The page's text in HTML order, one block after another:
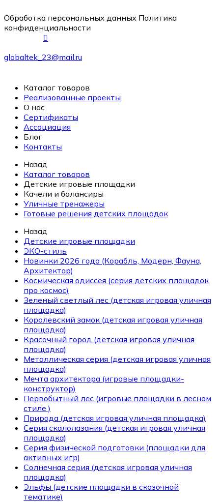
Обработка персональных данных Политика
конфиденциальности
globaltek_23@mail.ru
Каталог товаров
Реализованные проекты
О нас
Сертификаты
Ассоциация
Блог
Контакты
Назад
Каталог товаров
Детские игровые площадки
Качели и балансиры
Уличные тренажеры
Готовые решения детских площадок
Назад
Детские игровые площадки
ЭКО-стиль
Новинки 2026 года (Корабль, Модерн, Фауна,
Архитектор)
Космическая одиссея (серия детских площадок
про космос)
Зеленый светлый лес (детская игровая уличная
площадка)
Королевский замок (детская игровая уличная
площадка)
Красочный город (детская игровая уличная
площадка)
Металлическая серия (детская игровая уличная
площадка)
Мечта архитектора (игровые площадки-
конструктор)
Первобытный лес (игровые площадки в лесном
стиле )
Природа (детская игровая уличная площадка)
Серия скалолазания (детская игровая уличная
площадка)
Серия физической подготовки (площадки для
активных игр)
Солнечная серия (детская игровая уличная
площадка)
Эльфы (детские площадки в сказочной
тематике)